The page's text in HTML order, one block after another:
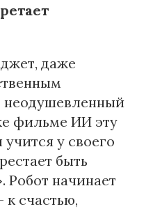
даже
неодушевленный
фильме ИИ эту
у своего
быть
начинает
счастью,